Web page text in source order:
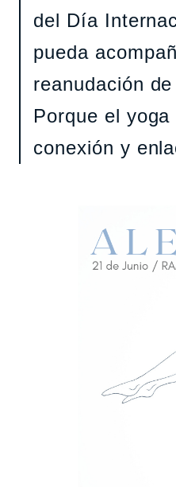
del Día
pueda
reanudación
Porque el yoga
conexión y